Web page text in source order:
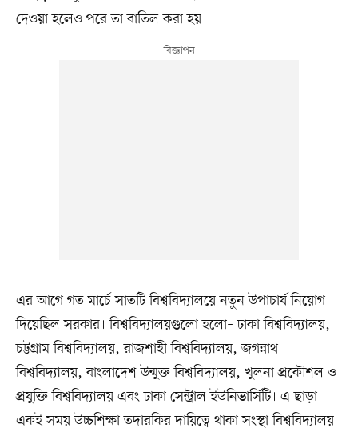
দেওয়া হলেও পরে তা বাতিল করা হয়।
এর আগে গত মার্চে সাতটি বিশ্ববিদ্যালয়ে নতুন উপাচার্য নিয়োগ
দিয়েছিল সরকার। বিশ্ববিদ্যালয়গুলো হলো– ঢাকা বিশ্ববিদ্যালয়,
চট্টগ্রাম বিশ্ববিদ্যালয়, রাজশাহী বিশ্ববিদ্যালয়, জগন্নাথ
বিশ্ববিদ্যালয়, বাংলাদেশ উন্মুক্ত বিশ্ববিদ্যালয়, খুলনা প্রকৌশল ও
প্রযুক্তি বিশ্ববিদ্যালয় এবং ঢাকা সেন্ট্রাল ইউনিভার্সিটি। এ ছাড়া
একই সময় উচ্চশিক্ষা তদারকির দায়িত্বে থাকা সংস্থা বিশ্ববিদ্যালয়